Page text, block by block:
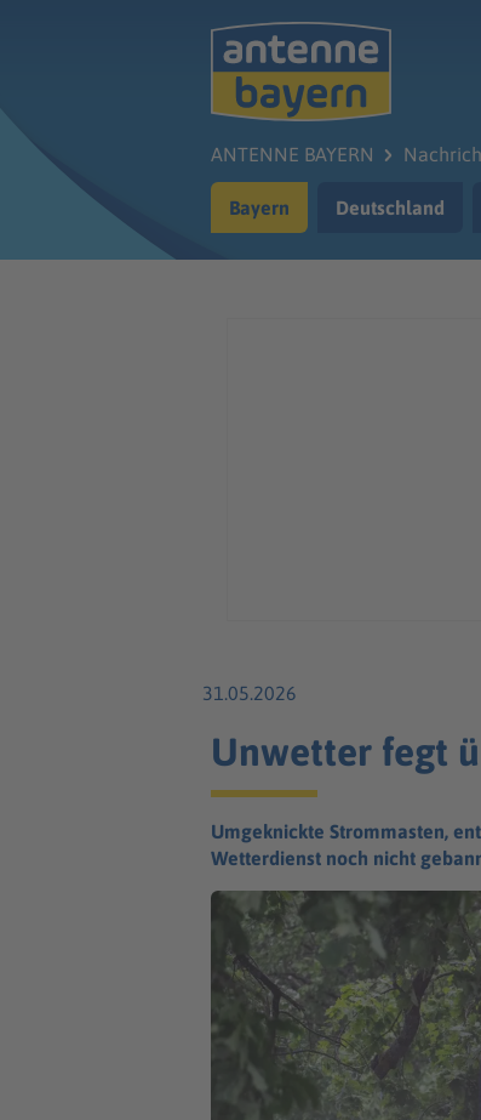
ANTENNE BAYERN
Bayern Deutschland
31.05.2026
Unwetter fegt
Umgeknickte Strommasten,
Wetterdienst noch nicht